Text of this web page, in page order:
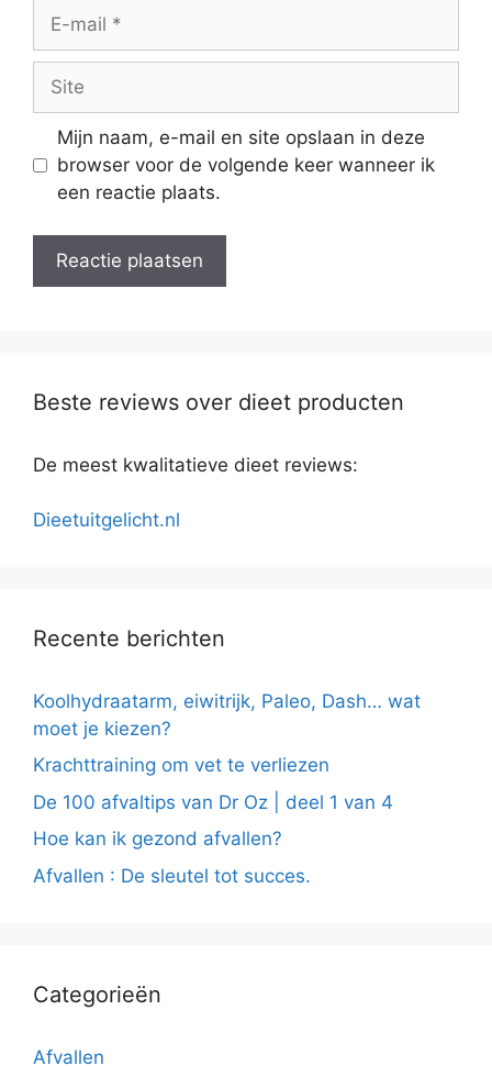
Site
Mijn naam, e-mail en site opslaan in deze
browser voor de volgende keer wanneer ik
een reactie plaats.
Beste reviews over dieet producten
De meest kwalitatieve dieet reviews:
Dieetuitgelicht.nl
Recente berichten
Koolhydraatarm, eiwitrijk, Paleo, Dash… wat
moet je kiezen?
Krachttraining om vet te verliezen
De 100 afvaltips van Dr Oz | deel 1 van 4
Hoe kan ik gezond afvallen?
Afvallen : De sleutel tot succes.
Categorieën
Afvallen